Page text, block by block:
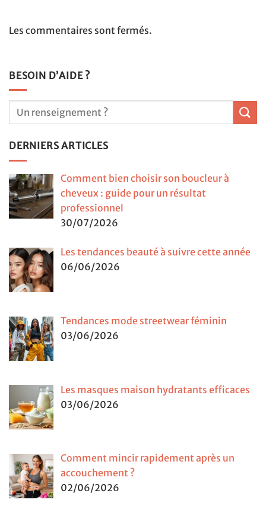
Les commentaires sont fermés.
BESOIN D’AIDE ?
DERNIERS ARTICLES
Comment bien choisir son boucleur à
cheveux : guide pour un résultat
professionnel
30/07/2026
Les tendances beauté à suivre cette année
06/06/2026
Tendances mode streetwear féminin
03/06/2026
Les masques maison hydratants efficaces
03/06/2026
Comment mincir rapidement après un
accouchement ?
02/06/2026